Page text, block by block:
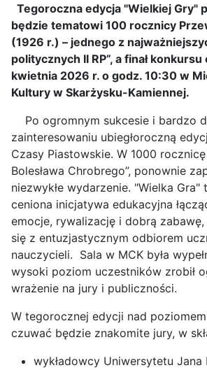
Tegoroczna edycja "Wielkiej Gry"
będzie tematowi 100 rocznicy
(1926 r.) – jednego z
politycznych II RP”, a finał
kwietnia 2026 r. o godz. 10:30 w
Kultury w Skarżysku-Kamiennej.
Po ogromnym sukcesie i bardzo
zainteresowaniu ubiegłoroczną
Czasy Piastowskie. W 1000
Bolesława Chrobrego”, ponownie
niezwykłe wydarzenie. "Wielka
ceniona inicjatywa edukacyjna
emocje, rywalizację i dobrą zabawę,
się z entuzjastycznym odbiorem
nauczycieli. Sala w MCK była
wysoki poziom uczestników zrobił
wrażenie na jury i publiczności.
W tegorocznej edycji nad
czuwać będzie znakomite jury, w
wykładowcy Uniwersytetu Jana